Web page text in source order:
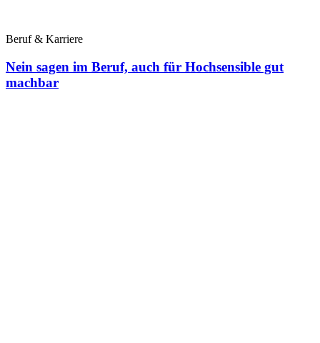
Beruf & Karriere
Nein sagen im Beruf, auch für Hochsensible gut
machbar